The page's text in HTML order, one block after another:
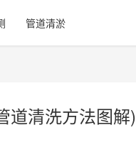
管道清淤
道清洗方法图解)